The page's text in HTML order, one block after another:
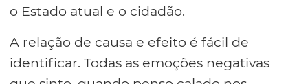
o Estado atual e o cidadão.
A relação de causa e efeito é fácil de
identificar. Todas as emoções negativas